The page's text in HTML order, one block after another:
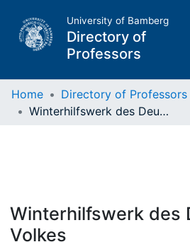
University of Bamberg
Directory of
Professors
Home Directory of Professors
Winterhilfswerk des Deutschen Volkes
Winterhilfswerk des
Volkes